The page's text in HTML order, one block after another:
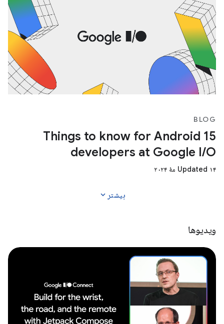
BLOG
15 Things to know for Android
developers at Google I/O
Updated ۱۴ مهٔ ۲۰۲۴
بیشتر expand_more
ویدیوها